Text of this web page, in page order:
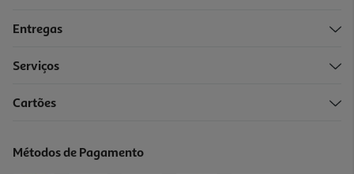
Entregas
Serviços
Cartões
Métodos de Pagamento